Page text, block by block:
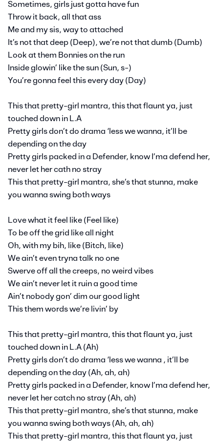
Sometimes, girls just gotta have fun
Throw it back, all that ass
Me and my sis, way to attached
It’s not that deep (Deep), we’re not that dumb (Dumb)
Look at them Bonnies on the run
Inside glowin’ like the sun (Sun, s-)
You’re gonna feel this every day (Day)
This that pretty-girl mantra, this that flaunt ya, just
touched down in L.A
Pretty girls don’t do drama ‘less we wanna, it’ll be
depending on the day
Pretty girls packed in a Defender, know I’ma defend her,
never let her cath no stray
This that pretty-girl mantra, she’s that stunna, make
you wanna swing both ways
Love what it feel like (Feel like)
To be off the grid like all night
Oh, with my bih, like (Bitch, like)
We ain’t even tryna talk no one
Swerve off all the creeps, no weird vibes
We ain’t never let it ruin a good time
Ain’t nobody gon’ dim our good light
This them words we’re livin’ by
This that pretty-girl mantra, this that flaunt ya, just
touched down in L.A (Ah)
Pretty girls don’t do drama ‘less we wanna , it’ll be
depending on the day (Ah, ah, ah)
Pretty girls packed in a Defender, know I’ma defend her,
never let her catch no stray (Ah, ah)
This that pretty-girl mantra, she’s that stunna, make
you wanna swing both ways (Ah, ah, ah)
This that pretty-girl mantra, this that flaunt ya, just